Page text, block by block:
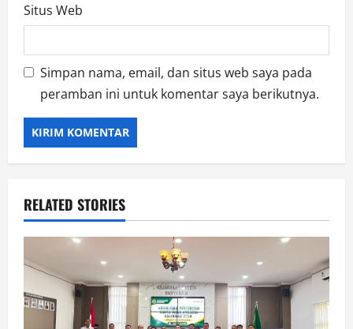
Situs Web
Simpan nama, email, dan situs web saya pada
peramban ini untuk komentar saya berikutnya.
RELATED STORIES